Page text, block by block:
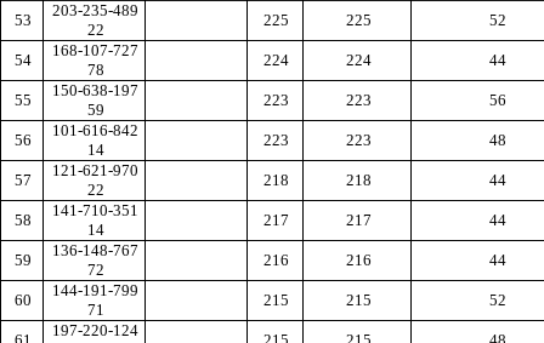
53
203-235-489
22
225 225 52
54
168-107-727
78
224 224 44
55
150-638-197
59
223 223 56
56
101-616-842
14
223 223 48
57
121-621-970
22
218 218 44
58
141-710-351
14
217 217 44
59
136-148-767
72
216 216 44
60
144-191-799
71
215 215 52
197-220-124